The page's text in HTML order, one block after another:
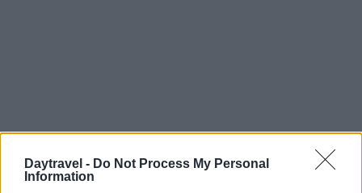
Daytravel - Do Not Process My Personal
Information